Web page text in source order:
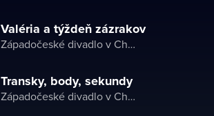
Valéria a týždeň zázrakov
Západočeské divadlo v Chebu
Transky, body, sekundy
Západočeské divadlo v Chebu